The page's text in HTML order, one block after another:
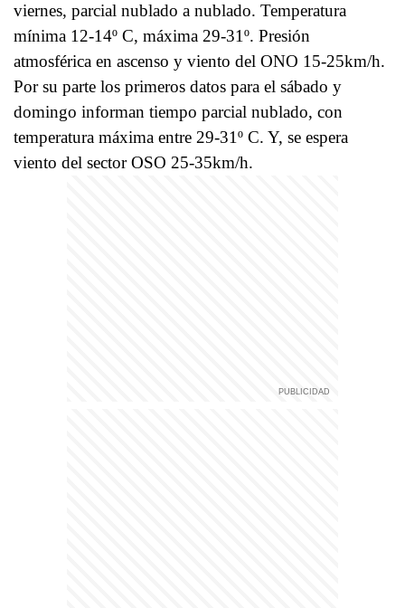
viernes, parcial nublado a nublado. Temperatura
mínima 12-14º C, máxima 29-31º. Presión
atmosférica en ascenso y viento del ONO 15-25km/h.
Por su parte los primeros datos para el sábado y
domingo informan tiempo parcial nublado, con
temperatura máxima entre 29-31º C. Y, se espera
viento del sector OSO 25-35km/h.